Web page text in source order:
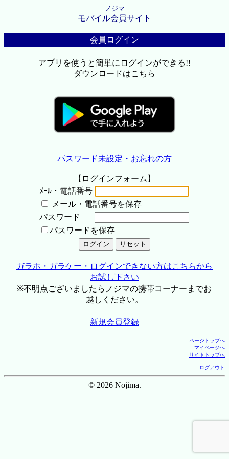
ノジマ
モバイル会員サイト
会員ログイン
アプリを使うと簡単にログインができる!!
ダウンロードはこちら
パスワード未設定・お忘れの方
【ログインフォーム】
ﾒｰﾙ・電話番号
メール・電話番号を保存
パスワード
パスワードを保存
ガラホ・ガラケー・ログインできない方はこちらから
お試し下さい
※不明点ございましたらノジマの携帯コーナーまでお
越しください。
新規会員登録
ページトップへ
マイページへ
サイトトップへ
ログアウト
© 2026 Nojima.